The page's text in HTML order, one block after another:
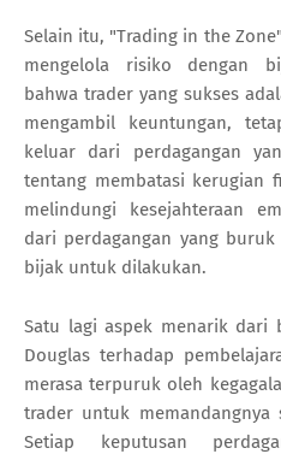
Selain itu, "Trading in the
mengelola risiko dengan
bahwa trader yang sukses
mengambil keuntungan,
keluar dari perdagangan
tentang membatasi kerugian
melindungi kesejahteraan
dari perdagangan yang
bijak untuk dilakukan.
Satu lagi aspek menarik dari
Douglas terhadap
merasa terpuruk oleh
trader untuk memandangnya
Setiap keputusan